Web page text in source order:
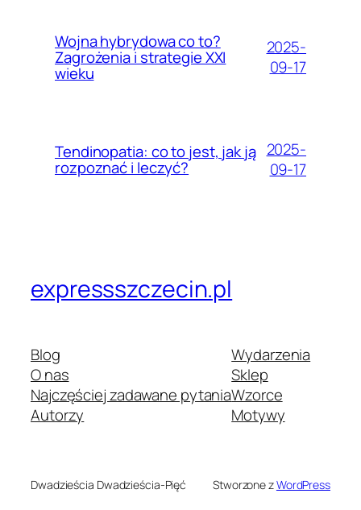
Wojna hybrydowa co to?
Zagrożenia i strategie XXI
wieku
2025-
09-17
Tendinopatia: co to jest, jak ją
rozpoznać i leczyć?
2025-
09-17
expressszczecin.pl
Blog
O nas
Najczęściej zadawane pytania
Autorzy
Wydarzenia
Sklep
Wzorce
Motywy
Dwadzieścia Dwadzieścia-Pięć Stworzone zWordPress